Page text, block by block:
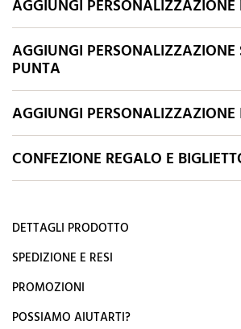
AGGIUNGI PERSONALIZZAZIONE
AGGIUNGI PERSONALIZZAZIONE
PUNTA
AGGIUNGI PERSONALIZZAZIONE
CONFEZIONE REGALO E
DETTAGLI PRODOTTO
SPEDIZIONE E RESI
PROMOZIONI
POSSIAMO AIUTARTI?